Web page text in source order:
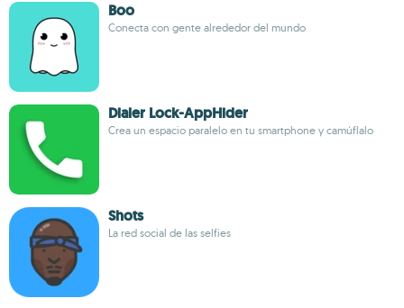
Boo
Conecta con gente alrededor del mundo
Dialer Lock-AppHider
Crea un espacio paralelo en tu smartphone y camúflalo
Shots
La red social de las selfies